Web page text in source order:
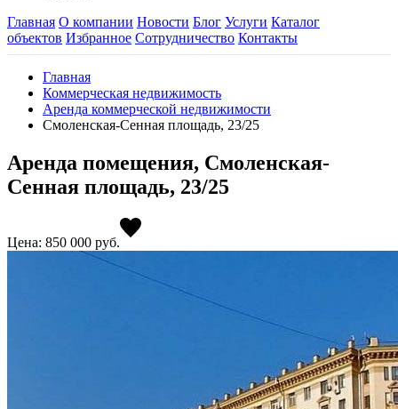
Главная О компании Новости Блог Услуги Каталог
объектов Избранное Сотрудничество Контакты
Главная
Коммерческая недвижимость
Аренда коммерческой недвижимости
Смоленская-Сенная площадь, 23/25
Аренда помещения, Смоленская-
Сенная площадь, 23/25
Цена: 850 000 руб.